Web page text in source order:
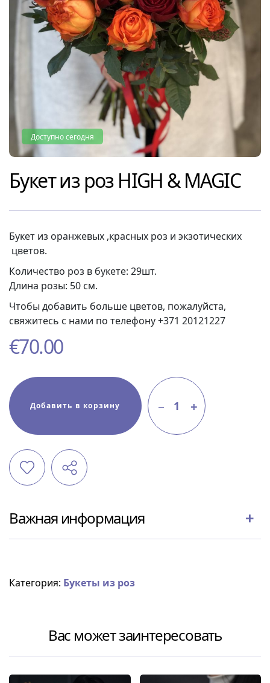
Доступно сегодня
Букет из роз HIGH & MAGIC
Букет из оранжевых ,красных роз и экзотических
цветов.
Количество роз в букете: 29шт.
Длина розы: 50 см.
Чтобы добавить больше цветов, пожалуйста,
свяжитесь с нами по телефону +371 20121227
€70.00
Добавить в корзину 1
Важная информация
Категория: Букеты из роз
Вас может заинтересовать